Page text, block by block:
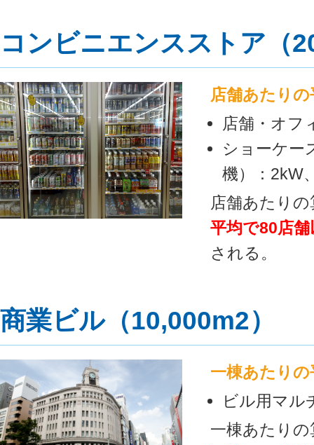
コンビニエンスストア（
店舗あたり
店舗・オフ
ショーケー
機）：2kW
店舗あたり
平均で80店
される。
商業ビル（10,000m2）
一棟あたり
ビル用マル
一棟あたり